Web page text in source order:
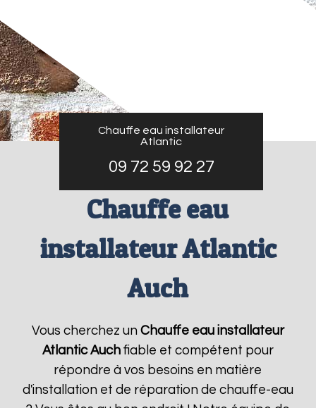
Chauffe eau installateur
Atlantic
09 72 59 92 27
Chauffe eau
installateur Atlantic
Auch
Vous cherchez un Chauffe eau installateur
Atlantic Auchfiable et compétent pour
répondre à vos besoins en matière
d'installation et de réparation de chauffe-eau